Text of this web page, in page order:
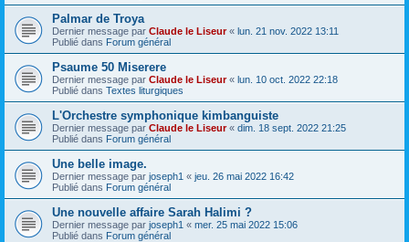
Palmar de Troya
Dernier message par Claude le Liseur« lun. 21 nov. 2022 13:11
Publié dans Forum général
Psaume 50 Miserere
Dernier message par Claude le Liseur« lun. 10 oct. 2022 22:18
Publié dans Textes liturgiques
L'Orchestre symphonique kimbanguiste
Dernier message par Claude le Liseur« dim. 18 sept. 2022 21:25
Publié dans Forum général
Une belle image.
Dernier message par joseph1 « jeu. 26 mai 2022 16:42
Publié dans Forum général
Une nouvelle affaire Sarah Halimi ?
Dernier message par joseph1 « mer. 25 mai 2022 15:06
Publié dans Forum général